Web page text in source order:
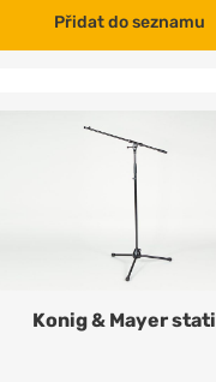
Přidat do seznamu
Konig & Mayer